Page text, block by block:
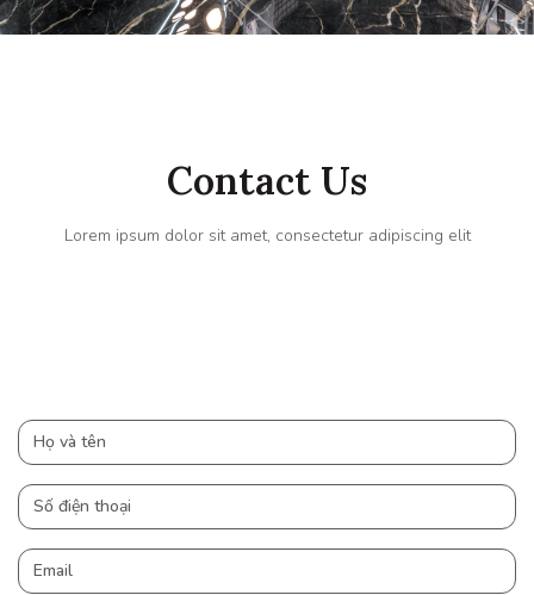
Contact Us
Lorem ipsum dolor sit amet, consectetur adipiscing elit